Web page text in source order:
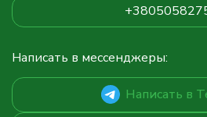
Написать в мессенджеры:
Написать в